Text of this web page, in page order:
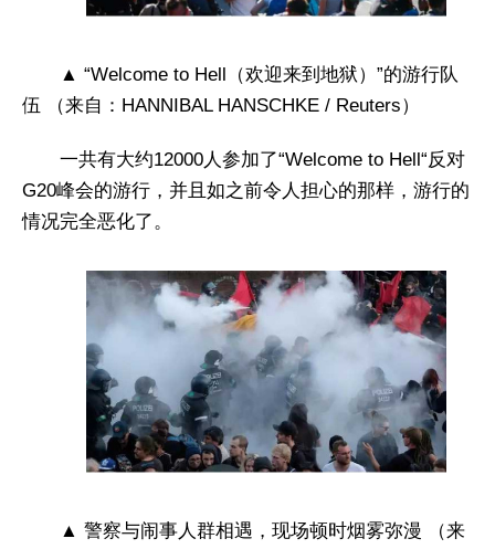
▲ “Welcome to Hell（欢迎来到地狱）”的游行队
伍 （来自：HANNIBAL HANSCHKE / Reuters）
一共有大约12000人参加了“Welcome to Hell“反对
G20峰会的游行，并且如之前令人担心的那样，游行的
情况完全恶化了。
▲ 警察与闹事人群相遇，现场顿时烟雾弥漫 （来